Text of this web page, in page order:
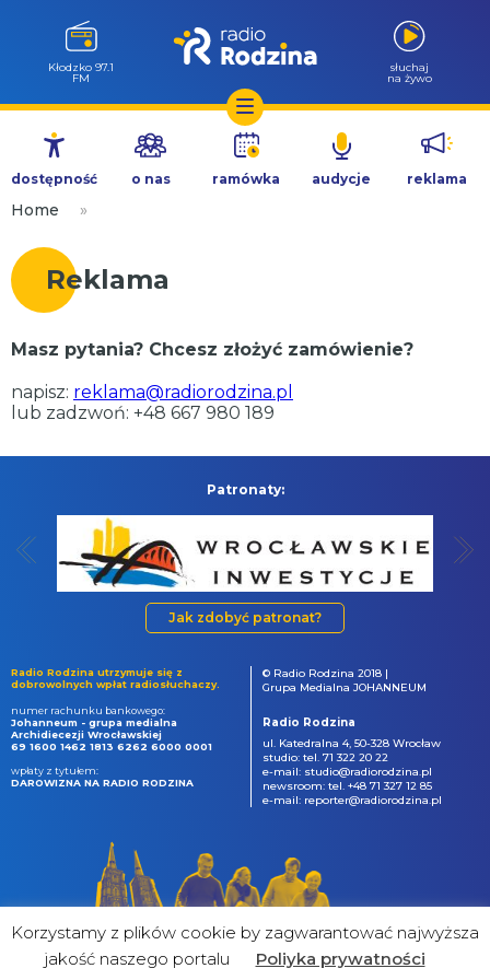
Przejdź
treści
Kłodzko 97.1
FM
słuchaj
na żywo
dostępność o nas ramówka audycje reklama
Home »
Reklama
Masz pytania? Chcesz złożyć zamówienie?
napisz: reklama@radiorodzina.pl
lub zadzwoń: +48 667 980 189
Patronaty:
Jak zdobyć patronat?
Radio Rodzina utrzymuje się z
dobrowolnych wpłat radiosłuchaczy.
numer rachunku bankowego:
Johanneum - grupa medialna
Archidiecezji Wrocławskiej
69 1600 1462 1813 6262 6000 0001
wpłaty z tytułem:
DAROWIZNA NA RADIO RODZINA
© Radio Rodzina 2018 |
Grupa Medialna JOHANNEUM
Radio Rodzina
ul. Katedralna 4, 50-328 Wrocław
studio: tel. 71 322 20 22
e-mail: studio@radiorodzina.pl
newsroom: tel. +48 71 327 12 85
e-mail: reporter@radiorodzina.pl
Korzystamy z plików cookie by zagwarantować najwyższa
jakość naszego portalu
Poliyka prywatności